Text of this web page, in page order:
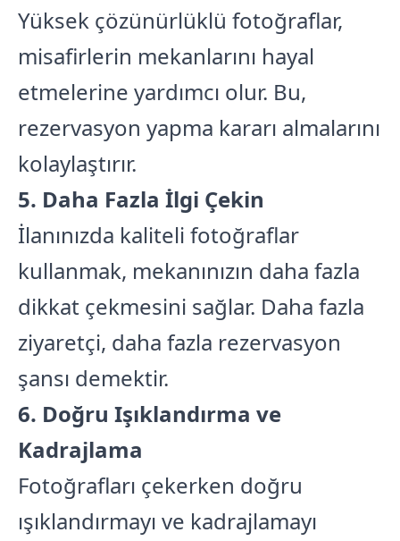
Yüksek çözünürlüklü fotoğraflar,
misafirlerin mekanlarını hayal
etmelerine yardımcı olur. Bu,
rezervasyon yapma kararı almalarını
kolaylaştırır.
5. Daha Fazla İlgi Çekin
İlanınızda kaliteli fotoğraflar
kullanmak, mekanınızın daha fazla
dikkat çekmesini sağlar. Daha fazla
ziyaretçi, daha fazla rezervasyon
şansı demektir.
6. Doğru Işıklandırma ve
Kadrajlama
Fotoğrafları çekerken doğru
ışıklandırmayı ve kadrajlamayı